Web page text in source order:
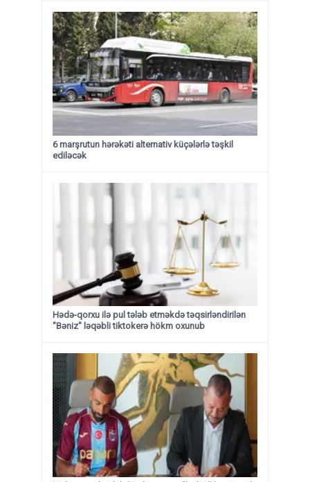
6 marşrutun hərəkəti alternativ küçələrlə təşkil
ediləcək
Hədə-qorxu ilə pul tələb etməkdə təqsirləndirilən
"Bəniz" ləqəbli tiktokerə hökm oxunub